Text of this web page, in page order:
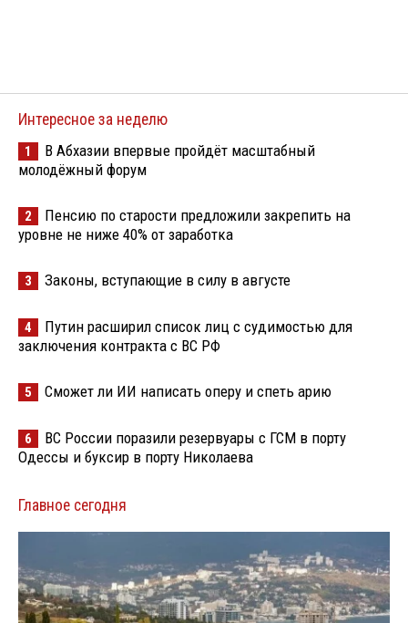
Интересное за неделю
1
В Абхазии впервые пройдёт масштабный
молодёжный форум
2
Пенсию по старости предложили закрепить на
уровне не ниже 40% от заработка
3 Законы, вступающие в силу в августе
4
Путин расширил список лиц с судимостью для
заключения контракта с ВС РФ
5 Сможет ли ИИ написать оперу и спеть арию
6
ВС России поразили резервуары с ГСМ в порту
Одессы и буксир в порту Николаева
Главное сегодня